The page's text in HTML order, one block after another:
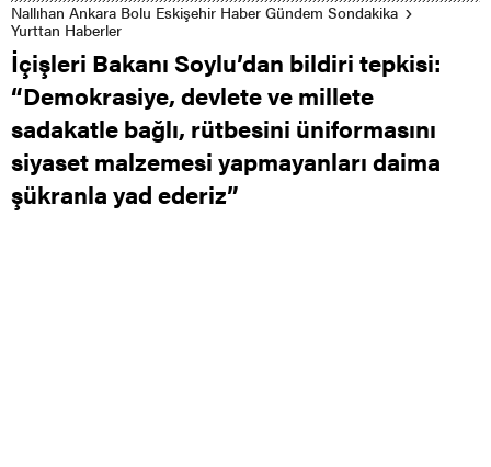
Nallıhan Ankara Bolu Eskişehir Haber Gündem Sondakika
Yurttan Haberler
İçişleri Bakanı Soylu’dan bildiri tepkisi:
“Demokrasiye, devlete ve millete
sadakatle bağlı, rütbesini üniformasını
siyaset malzemesi yapmayanları daima
şükranla yad ederiz”